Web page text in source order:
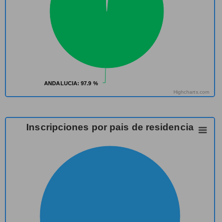
ANDALUCIA: 97.9 %
ANDALUCIA: 97.9 %
Highcharts.com
Inscripciones por pais de residencia